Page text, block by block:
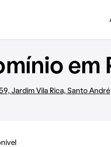
em
Jardim Vila Rica, Santo André